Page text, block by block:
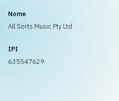
Nome
All Sorts Music Pty Ltd
IPI
635547629